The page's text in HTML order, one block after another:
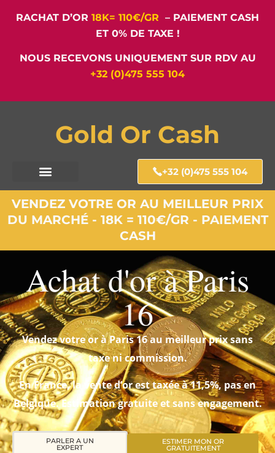
RACHAT D’OR 18K= 110€/GR – PAIEMENT CASH
ET 0% DE TAXE !
NOUS RECEVONS UNIQUEMENT SUR RDV AU
+32 (0)475 555 104
Gold Or Cash
+32 (0)475 555 104
VENDEZ VOTRE OR AU MEILLEUR PRIX
DU MARCHÉ - 18K = 110€/GR - PAIEMENT
CASH
Achat d'or à Paris
16
Vendez votre or à Paris 16 au meilleur prix sans
taxe ni commission.
En France, la vente d’or est taxée à 11,5%, pas en
Belgique. Estimation gratuite et sans engagement.
PARLER A UN
EXPERT
ESTIMER MON OR
GRATUITEMENT